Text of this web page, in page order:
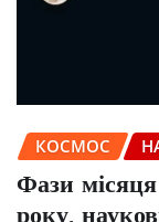
КОСМОС
Фази
року,